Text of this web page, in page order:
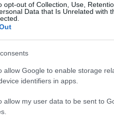
opt-out of Collection, Use,
Data that Is Unrelated with
allow Google to enable storage
identifiers in apps.
allow my user data to be sent to
csend következett
szerint
különösen
ezek a